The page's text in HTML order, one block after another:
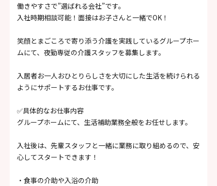
働きやすさで”選ばれる会社”です。
入社時期相談可能！面接はお子さんと一緒でOK！
笑顔とまごころで寄り添う介護を実践しているグループホー
ムにて、夜勤専従の介護スタッフを募集します。
入居者お一人おひとりらしさを大切にした生活を続けられる
ようにサポートするお仕事です。
✅具体的なお仕事内容
グループホームにて、生活補助業務全般をお任せします。
入社後は、先輩スタッフと一緒に業務に取り組めるので、安
心してスタートできます！
・食事の介助や入浴の介助